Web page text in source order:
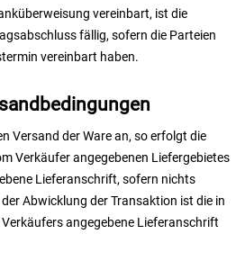
vereinbart, ist die
fällig, sofern die Parteien
vereinbart haben.
Versand der Ware an, so erfolgt die
Verkäufer angegebenen Liefergebietes
Lieferanschrift, sofern nichts
Abwicklung der Transaktion ist die in
angegebene Lieferanschrift